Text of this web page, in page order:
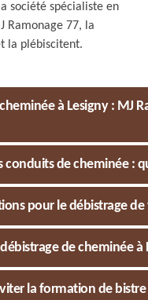
société spécialiste en
Ramonage 77, la
la plébiscitent.
à Lesigny : MJ
conduits de cheminée :
pour le débistrage
de cheminée à
la formation de